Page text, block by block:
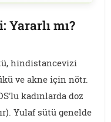
Yararlı mı?
hindistancevizi
ve akne için nötr.
kadınlarda doz
Yulaf sütü genelde